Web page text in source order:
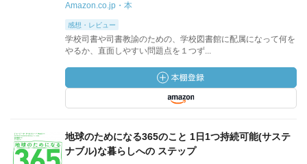
Amazon.co.jp・本
感想・レビュー
学校司書や司書教諭のための、学校図書館に配属になって何を
やるか、直面しやすい問題点を１つず...
地球のためになる365のこと 1日1つ持続可能(サステ
ナブル)な暮らしへの ステップ